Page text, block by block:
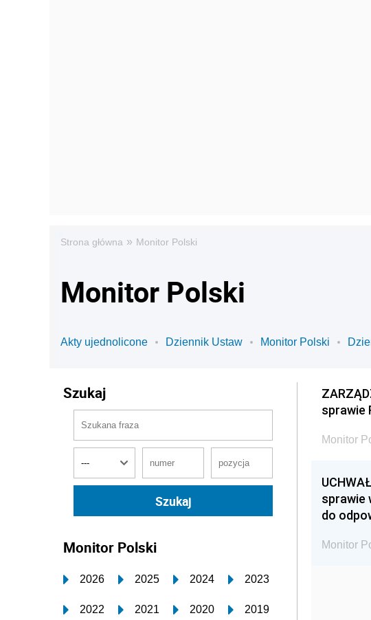
Strona główna » Monitor Polski
Monitor Polski
Akty ujednolicone Dziennik Ustaw Monitor Polski
Szukaj
Monitor Polski
2026 2025 2024 2023
2022 2021 2020 2019
sprawie
Monitor
sprawie
do
Monitor